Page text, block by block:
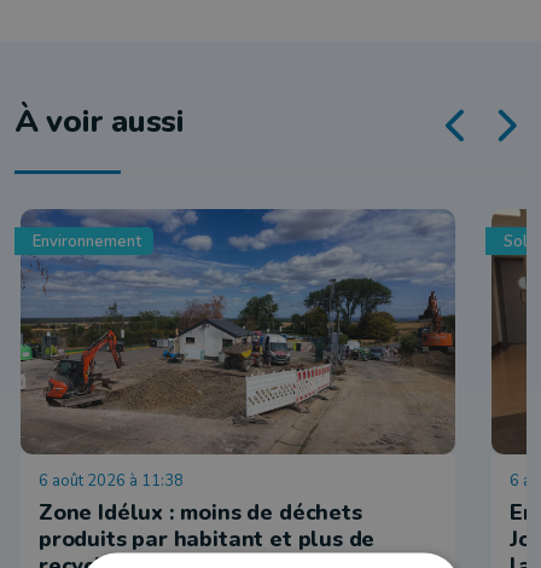
À voir aussi
Environnement
6 août 2026 à 11:38
Zone Idélux : moins de déchets
produits par habitant et plus de
6